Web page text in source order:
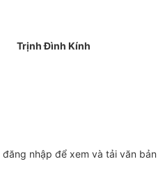
Trịnh Đình Kính
đăng nhập để xem và tải văn bản